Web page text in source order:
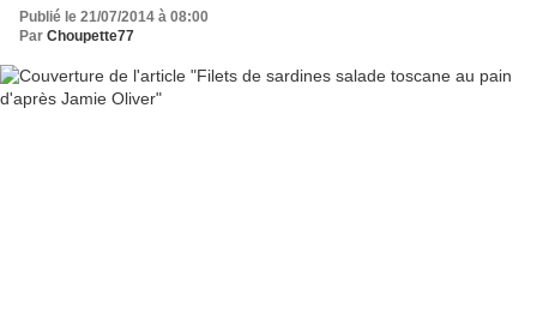
Publié le 21/07/2014 à 08:00
Par Choupette77